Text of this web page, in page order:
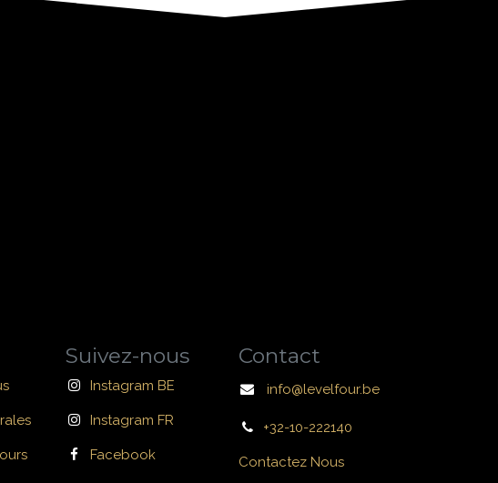
Suivez-nous
Instagram BE
Instagram FR
Facebook
Contact
info@levelfour.be
+32-10-222140
Contactez Nous